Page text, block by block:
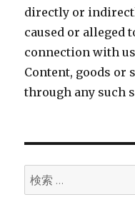
directly or
caused or alleged
connection with
Content, goods or
through any such
検
索: